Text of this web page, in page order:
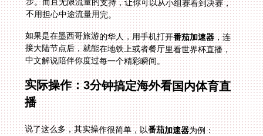
不用担心中途流量用完。
如果是在墨西哥旅游的华人，用手机打开番茄加速器，连
接大陆节点后，就能在地铁上或者餐厅里看世界杯直播，
中文解说陪伴你度过每一个精彩瞬间。
实际操作：3分钟搞定海外看国内体育直
播
说了这么多，其实操作很简单，以番茄加速器为例：